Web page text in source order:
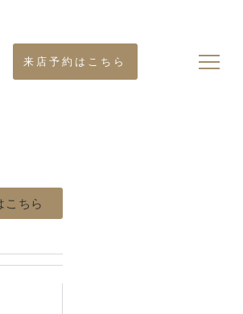
来店予約はこちら
こちら